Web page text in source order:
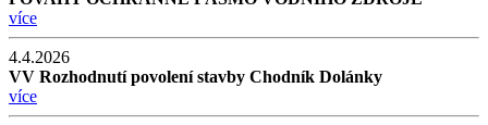
více
4.4.2026
VV Rozhodnutí povolení stavby Chodník Dolánky
více